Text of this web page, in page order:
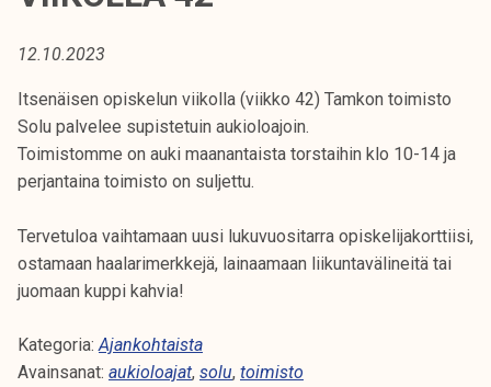
o
r
k
e
k
o
u
u
n
12.10.2023
Itsenäisen opiskelun viikolla (viikko 42) Tamkon toimisto
Solu palvelee supistetuin aukioloajoin.
Toimistomme on auki maanantaista torstaihin klo 10-14 ja
perjantaina toimisto on suljettu.
Tervetuloa vaihtamaan uusi lukuvuositarra opiskelijakorttiisi,
ostamaan haalarimerkkejä, lainaamaan liikuntavälineitä tai
juomaan kuppi kahvia!
Kategoria:Ajankohtaista
Avainsanat: aukioloajat, solu, toimisto